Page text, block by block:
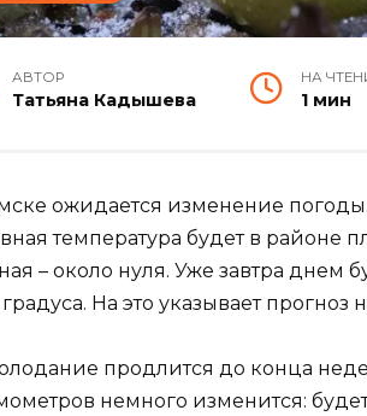
АВТОР
Татьяна Кадышева
НА
1 мин
ожидается изменение погоды.
температура будет в районе
– около нуля. Уже завтра днем
На это указывает прогноз
продлится до конца
немного изменится: